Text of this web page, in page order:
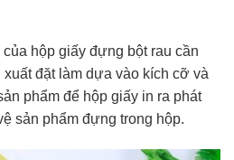
hộp giấy đựng bột rau cần
đặt làm dựa vào kích cỡ và
phẩm để hộp giấy in ra phát
sản phẩm đựng trong hộp.